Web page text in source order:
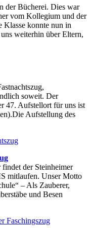
der Bücherei. Dies war
vom Kollegium und der
konnte nun in
weiterhin über Eltern,
soweit. Der
47. Aufstellort für uns ist
Aufstellung des
der Steinheimer
mitlaufen. Unser Motto
– Als Zauberer,
und Besen
Faschingszug